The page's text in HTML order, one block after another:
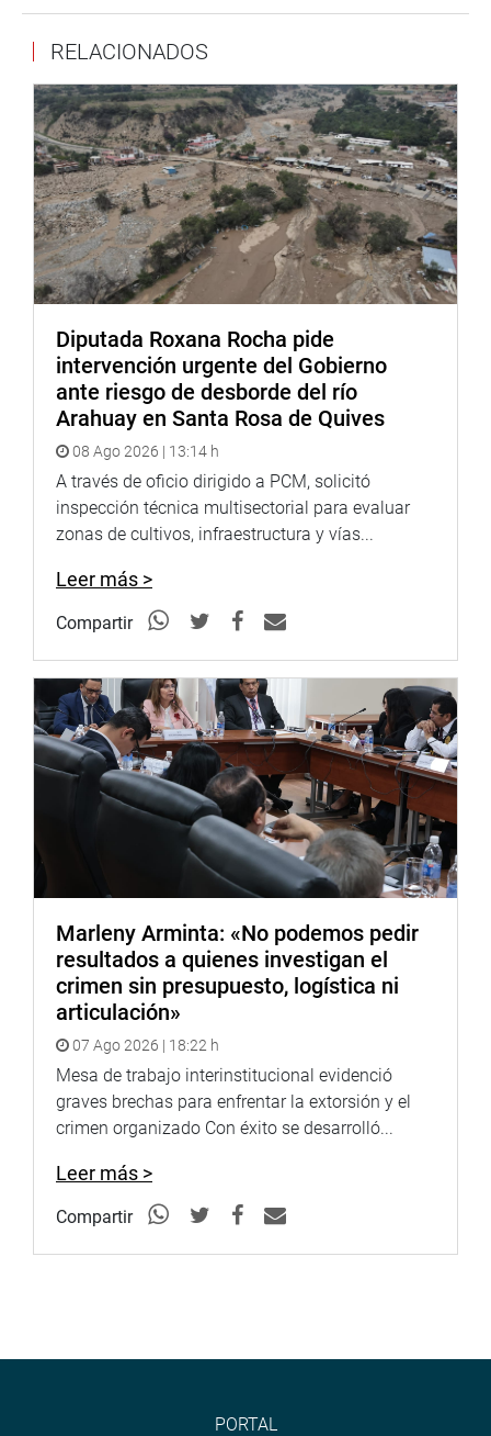
RELACIONADOS
Diputada Roxana Rocha pide
intervención urgente del Gobierno
ante riesgo de desborde del río
Arahuay en Santa Rosa de Quives
08 Ago 2026 | 13:14 h
A través de oficio dirigido a PCM, solicitó
inspección técnica multisectorial para evaluar
zonas de cultivos, infraestructura y vías...
Leer más >
Compartir
Marleny Arminta: «No podemos pedir
resultados a quienes investigan el
crimen sin presupuesto, logística ni
articulación»
07 Ago 2026 | 18:22 h
Mesa de trabajo interinstitucional evidenció
graves brechas para enfrentar la extorsión y el
crimen organizado Con éxito se desarrolló...
Leer más >
Compartir
PORTAL